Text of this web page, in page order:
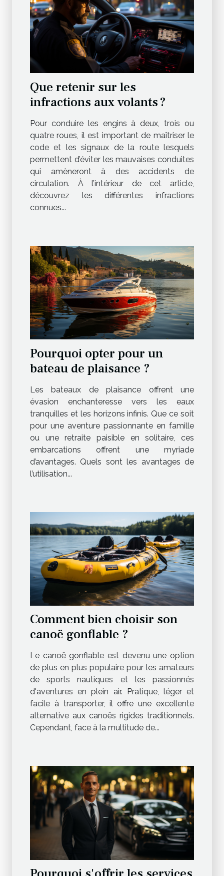
Que retenir sur les
infractions aux volants ?
Pour conduire les engins à deux, trois ou
quatre roues, il est important de maîtriser le
code et les signaux de la route lesquels
permettent d’éviter les mauvaises conduites
qui amèneront à des accidents de
circulation. À l’intérieur de cet article,
découvrez les différentes infractions
connues...
Pourquoi opter pour un
bateau de plaisance ?
Les bateaux de plaisance offrent une
évasion enchanteresse vers les eaux
tranquilles et les horizons infinis. Que ce soit
pour une aventure passionnante en famille
ou une retraite paisible en solitaire, ces
embarcations offrent une myriade
d’avantages. Quels sont les avantages de
l’utilisation...
Comment bien choisir son
canoë gonflable ?
Le canoë gonflable est devenu une option
de plus en plus populaire pour les amateurs
de sports nautiques et les passionnés
d'aventures en plein air. Pratique, léger et
facile à transporter, il offre une excellente
alternative aux canoës rigides traditionnels.
Cependant, face à la multitude de...